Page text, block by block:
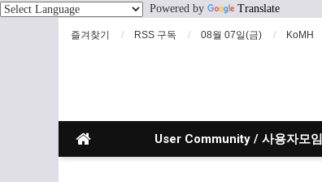
Powered by Translate
즐겨찾기 RSS 구독 08월 07일(금) KoMH
User Community / 사용자모임